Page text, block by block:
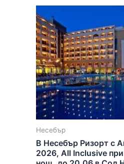
Несебър
В Несебър Ризорт с
2026, All Inclusive